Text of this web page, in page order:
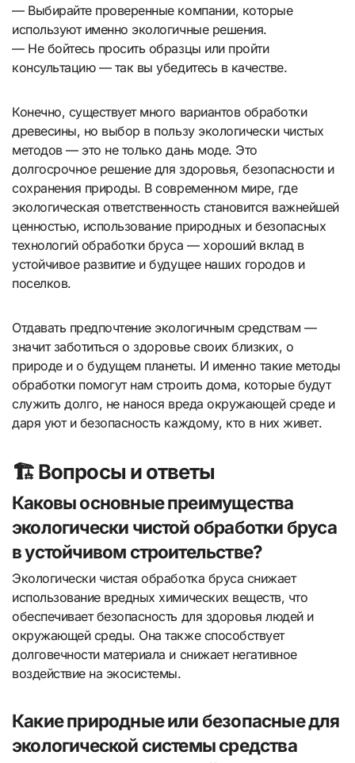
— Выбирайте проверенные компании, которые
используют именно экологичные решения.
— Не бойтесь просить образцы или пройти
консультацию — так вы убедитесь в качестве.
Конечно, существует много вариантов обработки
древесины, но выбор в пользу экологически чистых
методов — это не только дань моде. Это
долгосрочное решение для здоровья, безопасности и
сохранения природы. В современном мире, где
экологическая ответственность становится важнейшей
ценностью, использование природных и безопасных
технологий обработки бруса — хороший вклад в
устойчивое развитие и будущее наших городов и
поселков.
Отдавать предпочтение экологичным средствам —
значит заботиться о здоровье своих близких, о
природе и о будущем планеты. И именно такие методы
обработки помогут нам строить дома, которые будут
служить долго, не нанося вреда окружающей среде и
даря уют и безопасность каждому, кто в них живет.
🏗️ Вопросы и ответы
Каковы основные преимущества
экологически чистой обработки бруса
в устойчивом строительстве?
Экологически чистая обработка бруса снижает
использование вредных химических веществ, что
обеспечивает безопасность для здоровья людей и
окружающей среды. Она также способствует
долговечности материала и снижает негативное
воздействие на экосистемы.
Какие природные или безопасные для
экологической системы средства